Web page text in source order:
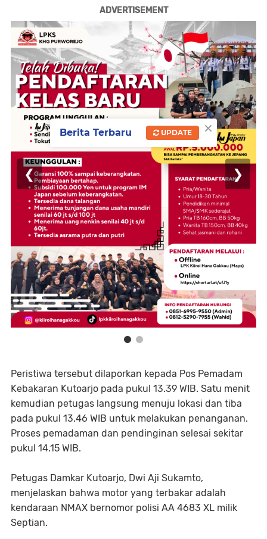
ADVERTISEMENT
❮ ❯
Peristiwa tersebut dilaporkan kepada Pos Pemadam
Kebakaran Kutoarjo pada pukul 13.39 WIB. Satu menit
kemudian petugas langsung menuju lokasi dan tiba
pada pukul 13.46 WIB untuk melakukan penanganan.
Proses pemadaman dan pendinginan selesai sekitar
pukul 14.15 WIB.
Petugas Damkar Kutoarjo, Dwi Aji Sukamto,
menjelaskan bahwa motor yang terbakar adalah
kendaraan NMAX bernomor polisi AA 4683 XL milik
Septian.
×
Berita Terbaru UPDATE